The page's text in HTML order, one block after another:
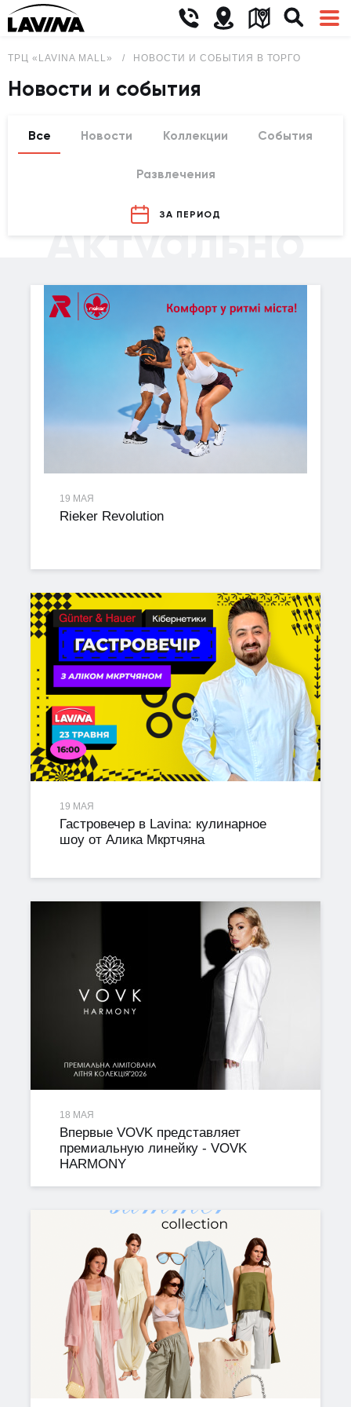
ТРЦ «LAVINA MALL» НОВОСТИ И СОБЫТИЯ В ТОРГОВО-
Новости и события
Все Новости Коллекции События
Развлечения
ЗА ПЕРИОД
Актуально
19 МАЯ
Rieker Revolution
19 МАЯ
Гастровечер в Lavina: кулинарное
шоу от Алика Мкртчяна
18 МАЯ
Впервые VOVK представляет
премиальную линейку - VOVK
HARMONY